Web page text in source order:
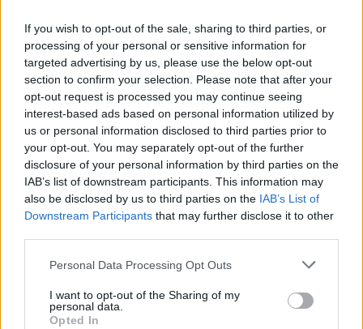
If you wish to opt-out of the sale, sharing to third parties, or
processing of your personal or sensitive information for
targeted advertising by us, please use the below opt-out
section to confirm your selection. Please note that after your
opt-out request is processed you may continue seeing
interest-based ads based on personal information utilized by
us or personal information disclosed to third parties prior to
your opt-out. You may separately opt-out of the further
disclosure of your personal information by third parties on the
IAB’s list of downstream participants. This information may
also be disclosed by us to third parties on the IAB’s List of
Downstream Participants that may further disclose it to other
Personal Data Processing Opt Outs
I want to opt-out of the Sharing of my
personal data.
Opted In
PSP detém dois homens em Elvas por posse de armas proibidas
O Comando Distrital da PSP de Portalegre deteve dois homens,
em Elvas, por posse...
7 Agosto, 2026 - 15:26